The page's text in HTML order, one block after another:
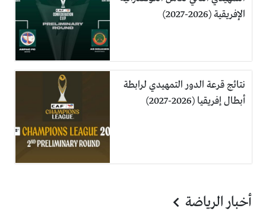
الإفريقية (2026-2027)
نتائج قرعة الدور التمهيدي لرابطة
أبطال إفريقيا (2026-2027)
أخبار الرياضة